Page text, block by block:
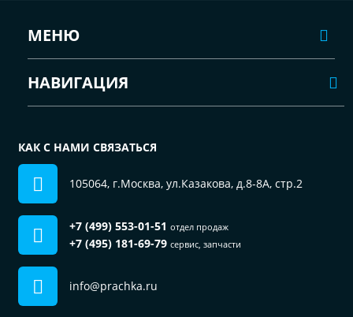
МЕНЮ
НАВИГАЦИЯ
КАК С НАМИ СВЯЗАТЬСЯ
105064, г.Москва, ул.Казакова, д.8-8А, стр.2
+7 (499) 553-01-51 отдел продаж
+7 (495) 181-69-79 сервис, запчасти
info@prachka.ru